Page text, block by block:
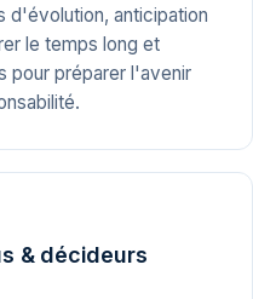
d'évolution, anticipation
le temps long et
pour préparer l'avenir
& décideurs